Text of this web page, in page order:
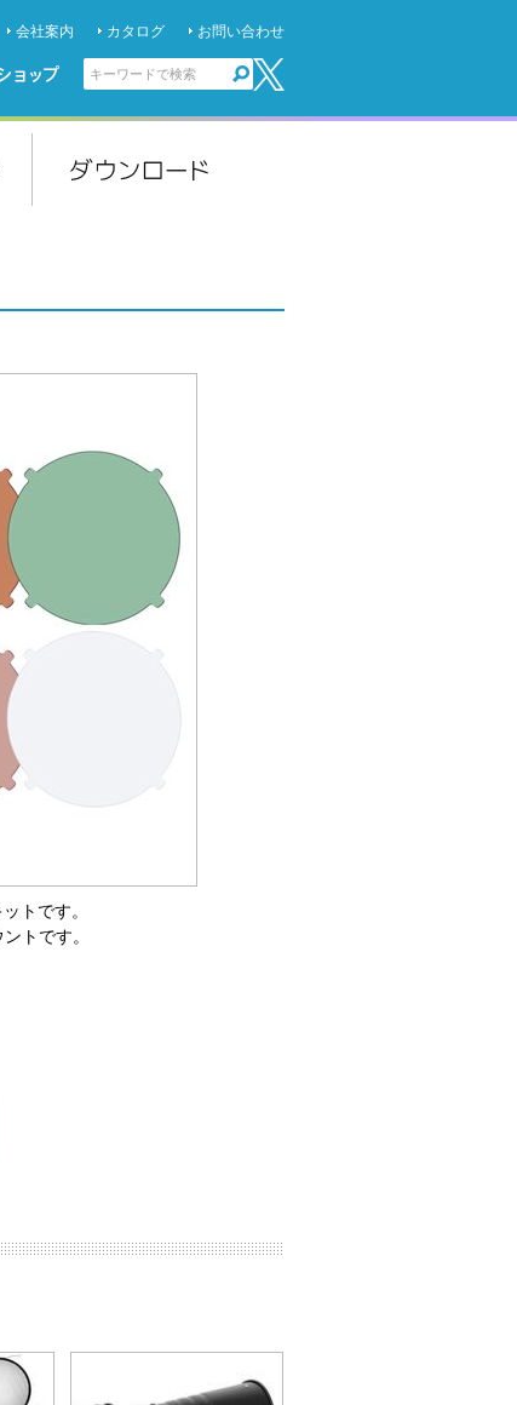
会社案内 カタログ お問い合わせ
トです。
トです。